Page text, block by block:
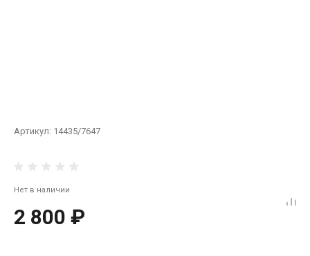
Артикул: 14435/7647
Нет в наличии
2 800 ₽